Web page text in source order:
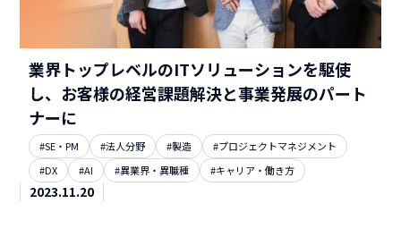
業界トップレベルのITソリューションを駆使
し、お客様の経営課題解決と事業発展のパート
ナーに
#SE・PM #法人分野 #製造
#プロジェクトマネジメント
#DX
#AI #異業界・異職種 #キャリア・働き方
2023.11.20